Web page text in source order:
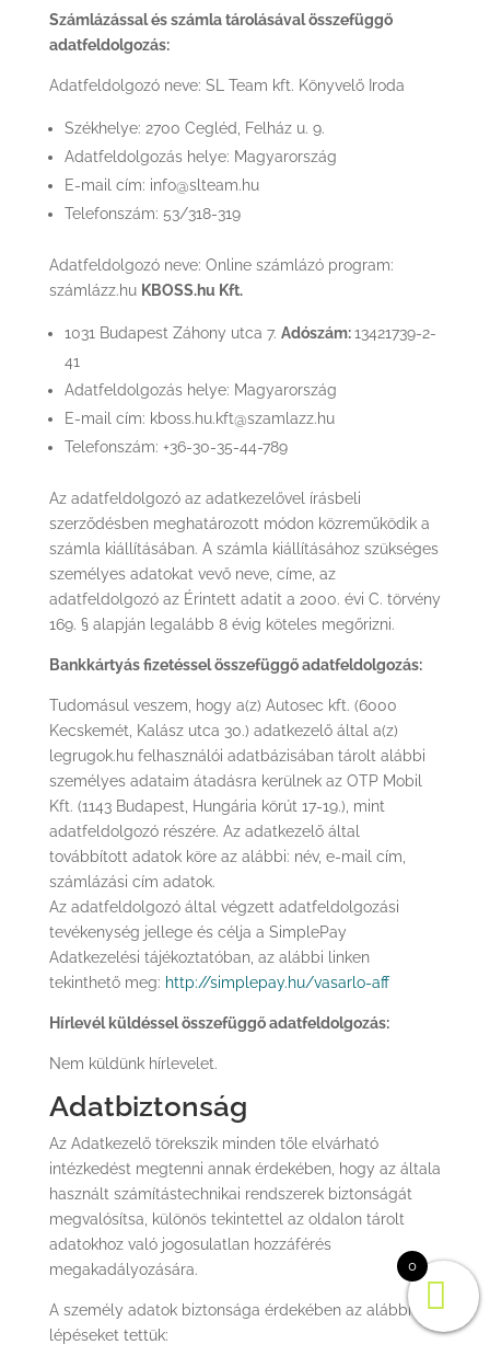
Számlázással és számla tárolásával összefüggő
adatfeldolgozás:
Adatfeldolgozó neve: SL Team kft. Könyvelő Iroda
Székhelye: 2700 Cegléd, Felház u. 9.
Adatfeldolgozás helye: Magyarország
E-mail cím: info@slteam.hu
Telefonszám: 53/318-319
Adatfeldolgozó neve: Online számlázó program:
számlázz.hu KBOSS.hu Kft.
1031 Budapest Záhony utca 7. Adószám:13421739-2-
41
Adatfeldolgozás helye: Magyarország
E-mail cím: kboss.hu.kft@szamlazz.hu
Telefonszám: +36-30-35-44-789
Az adatfeldolgozó az adatkezelővel írásbeli
szerződésben meghatározott módon közreműködik a
számla kiállításában. A számla kiállításához szükséges
személyes adatokat vevő neve, címe, az
adatfeldolgozó az Érintett adatit a 2000. évi C. törvény
169. § alapján legalább 8 évig köteles megőrizni.
Bankkártyás fizetéssel összefüggő adatfeldolgozás:
Tudomásul veszem, hogy a(z) Autosec kft. (6000
Kecskemét, Kalász utca 30.) adatkezelő által a(z)
legrugok.hu felhasználói adatbázisában tárolt alábbi
személyes adataim átadásra kerülnek az OTP Mobil
Kft. (1143 Budapest, Hungária körút 17-19.), mint
adatfeldolgozó részére. Az adatkezelő által
továbbított adatok köre az alábbi: név, e-mail cím,
számlázási cím adatok.
Az adatfeldolgozó által végzett adatfeldolgozási
tevékenység jellege és célja a SimplePay
Adatkezelési tájékoztatóban, az alábbi linken
tekinthető meg: http://simplepay.hu/vasarlo-aff
Hírlevél küldéssel összefüggő adatfeldolgozás:
Nem küldünk hírlevelet.
Adatbiztonság
Az Adatkezelő törekszik minden tőle elvárható
intézkedést megtenni annak érdekében, hogy az általa
használt számítástechnikai rendszerek biztonságát
megvalósítsa, különös tekintettel az oldalon tárolt
adatokhoz való jogosulatlan hozzáférés
megakadályozására.
A személy adatok biztonsága érdekében az alábbi
lépéseket tettük:
0